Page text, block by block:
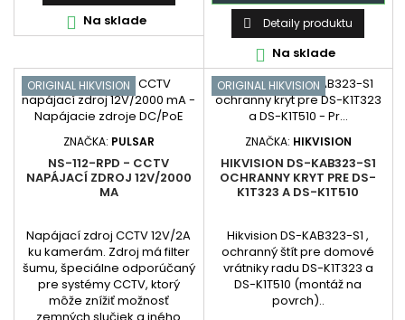
 Na sklade
MateriálPC...
 Detaily produktu
 Na sklade
ORIGINAL HIKVISION
ZNAČKA: PULSAR
NS-112-RPD - CCTV
NAPÁJACÍ ZDROJ 12V/2000
MA
Napájací zdroj CCTV 12V/2A
ku kamerám. Zdroj má filter
šumu, špeciálne odporúčaný
pre systémy CCTV, ktorý
môže znížiť možnosť
ORIGINAL HIKVISION
ZNAČKA: HIKVISION
HIKVISION DS-KAB323-S1
OCHRANNY KRYT PRE DS-
K1T323 A DS-K1T510
Hikvision DS-KAB323-S1 ,
ochranný štít pre domové
vrátniky radu DS-K1T323 a
DS-K1T510 (montáž na
povrch)..